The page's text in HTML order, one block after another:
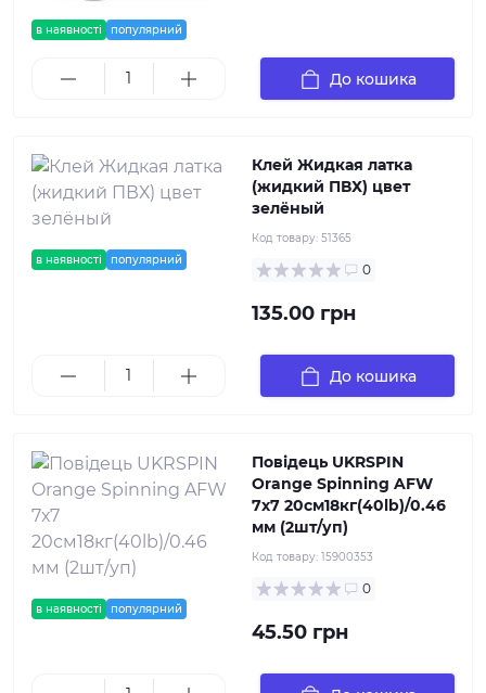
в наявності популярний
До кошика
в наявності популярний
Клей Жидкая латка
(жидкий ПВХ) цвет
зелёный
Код товару: 51365
0
135.00 грн
До кошика
в наявності популярний
Повідець UKRSPIN
Orange Spinning AFW
7х7 20см18кг(40lb)/0.46
мм (2шт/уп)
Код товару: 15900353
0
45.50 грн